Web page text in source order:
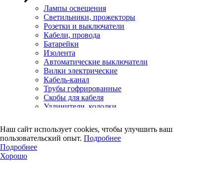
Лампы освещения
Светильники, прожекторы
Розетки и выключатели
Кабели, провода
Батарейки
Изолента
Автоматические выключатели
Вилки электрические
Кабель-канал
Трубы гофрированные
Скобы для кабеля
Удлинители, колодки
Счетчики электроэнергии
Электротовары прочего назначения
Двери, сейф
Наш сайт использует cookies, чтобы улучшить ваш
пользовательский опыт. Подробнее
Подробнее
Хорошо